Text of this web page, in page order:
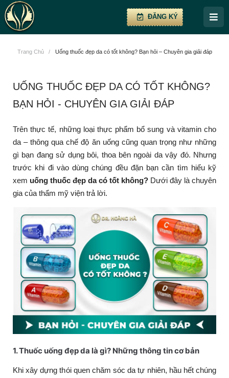
ĐĂNG KÝ
Trang Chủ / Uống thuốc đẹp da có tốt không? Bạn hỏi – Chuyên gia giải đáp
UỐNG THUỐC ĐẸP DA CÓ TỐT KHÔNG?
BẠN HỎI - CHUYÊN GIA GIẢI ĐÁP
Trên thực tế, những loại thực phẩm bổ sung và vitamin cho
da – thông qua chế độ ăn uống cũng quan trọng như những
gì bạn đang sử dụng bôi, thoa bên ngoài da vậy đó. Nhưng
trước khi đi vào dùng chúng đều đặn bạn cần tìm hiểu kỹ
xem uống thuốc đẹp da có tốt không? Dưới đây là chuyên
gia của thẩm mỹ viện trả lời.
1. Thuốc uống đẹp da là gì? Những thông tin cơ bản
Khi xây dựng thói quen chăm sóc da tự nhiên, hầu hết chúng